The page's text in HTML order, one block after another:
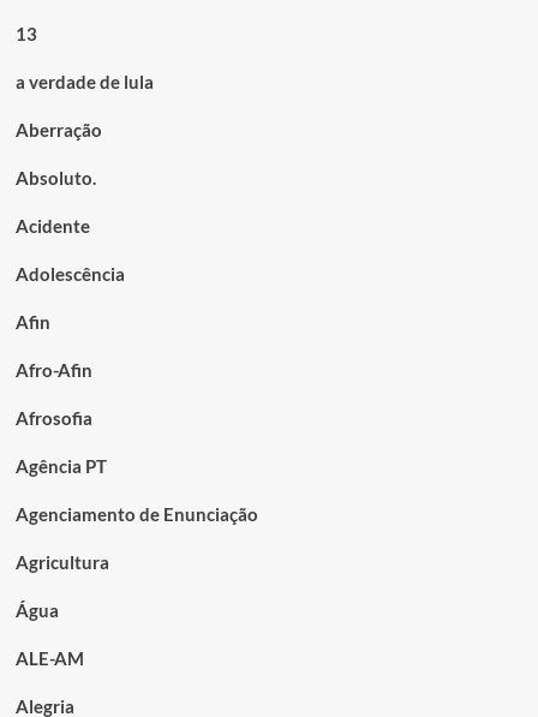
13
a verdade de lula
Aberração
Absoluto.
Acidente
Adolescência
Afin
Afro-Afin
Afrosofia
Agência PT
Agenciamento de Enunciação
Agricultura
Água
ALE-AM
Alegria